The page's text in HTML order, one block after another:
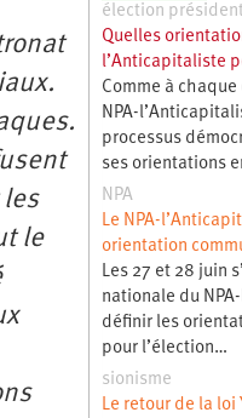
le
élection
Quelles
l’Anticapitaliste
Comme à
NPA-
processus
ses orientations
NPA
Le NPA-
orientation
Les 27 et 28 juin
nationale du
définir les
pour l’élection…
sionisme
Le retour de la loi